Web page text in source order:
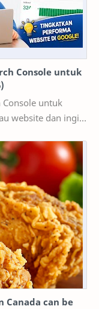
Console untuk
Console untuk
Canada can be